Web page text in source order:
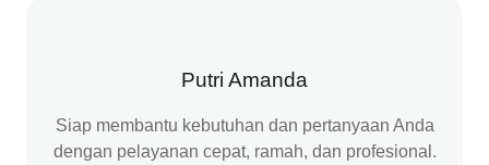
Putri Amanda
Siap membantu kebutuhan dan pertanyaan Anda
dengan pelayanan cepat, ramah, dan profesional.